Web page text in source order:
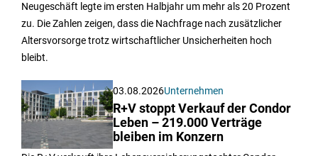
Neugeschäft legte im ersten Halbjahr um mehr als 20 Prozent
zu. Die Zahlen zeigen, dass die Nachfrage nach zusätzlicher
Altersvorsorge trotz wirtschaftlicher Unsicherheiten hoch
bleibt.
03.08.2026Unternehmen
R+V stoppt Verkauf der Condor
Leben – 219.000 Verträge
bleiben im Konzern